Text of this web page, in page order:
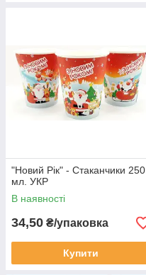
"Новий Рік" - Стаканчики 250
мл. УКР
В наявності
34,50 ₴/упаковка
Купити